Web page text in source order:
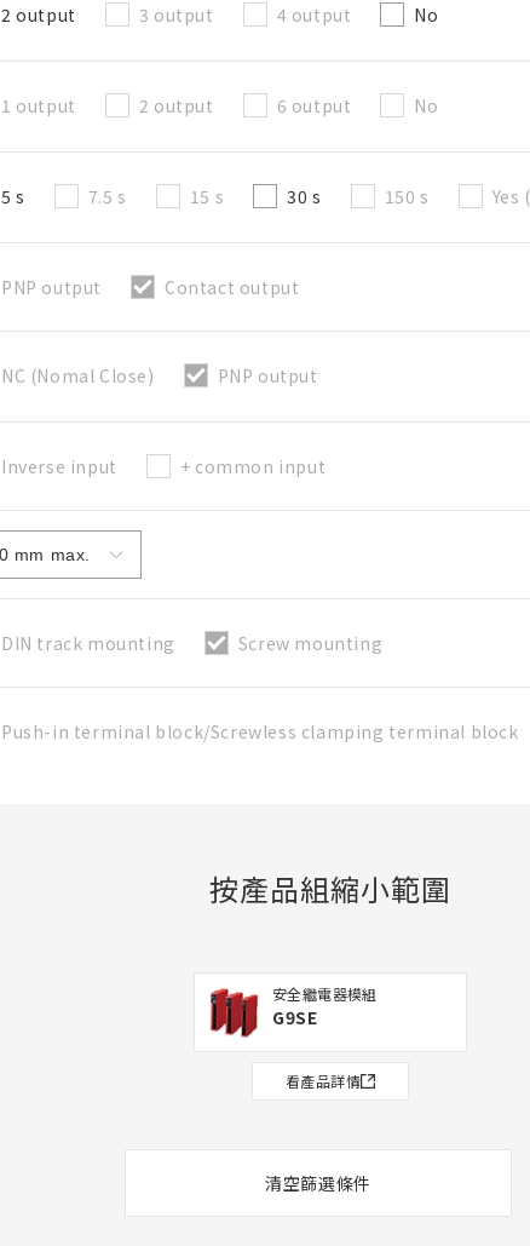
2 output 3 output 4 output No
1 output 2 output 6 output No
5 s 7.5 s 15 s 30 s 150 s Yes
PNP output Contact output
NC (Nomal Close) PNP output
Inverse input + common input
DIN track mounting Screw mounting
Push-in terminal block/Screwless clamping terminal block
按產品組縮小範圍
安全繼電器模組
G9SE
看產品詳情
清空篩選條件